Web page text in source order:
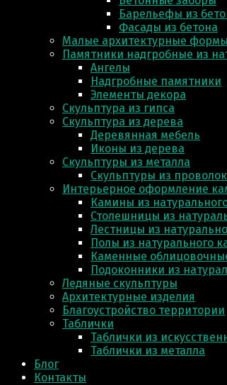
Барельефы из
Фасады из бетона
Малые архитектурные
Памятники надгробные из
Ангелы
Надгробные памятники
Элементы декора
Скульптура из гипса
Скульптура из деревa
Деревянная мебель
Иконы из дерева
Скульптуры из металла
Скульптуры из
Интерьерное оформление
Камины из
Столешницы из
Лестницы из
Полы из натурального
Каменные
Подоконники из
Ледяные скульптуры
Архитектурные изделия
Благоустройство территории
Таблички
Таблички из
Таблички из металла
Блог
Контакты